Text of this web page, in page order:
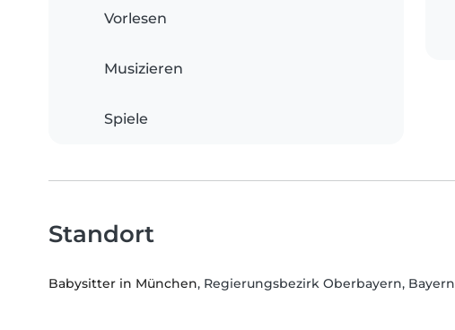
Vorlesen
Musizieren
Spiele
Standort
Babysitter in München, Regierungsbezirk Oberbayern, Bayern